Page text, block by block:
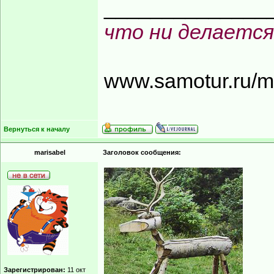
что ни
www.samotur.ru/
Вернуться к началу
marisabel Заголовок сообщения:
Зарегистрирован: 11 окт